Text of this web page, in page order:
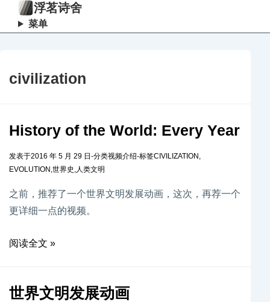
浮茗诗舍
菜单
civilization
History of the World: Every Year
发表于2016 年 5 月 29 日 -分类视频介绍-标签CIVILIZATION ,
EVOLUTION ,世界史 ,人类文明
之前，推荐了一个世界文明发展动画，这次，再荐一个
更详细一点的视频。
阅读全文 »
世界文明发展动画